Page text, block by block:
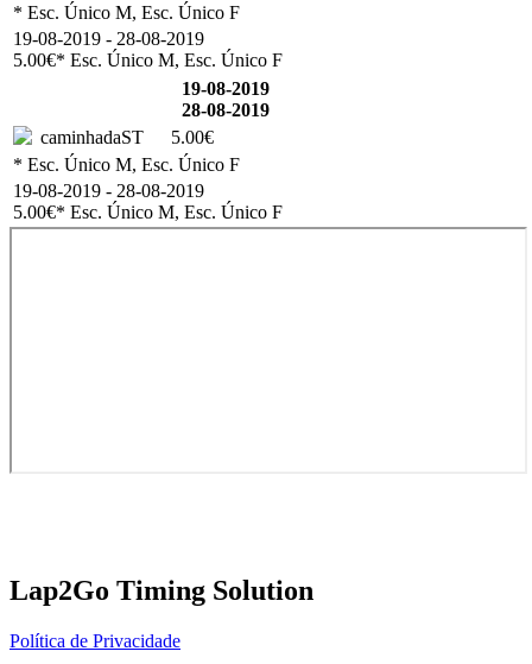
* Esc. Único M, Esc. Único F
19-08-2019 - 28-08-2019
5.00€* Esc. Único M, Esc. Único F
19-08-2019
28-08-2019
caminhadaST
5.00€
* Esc. Único M, Esc. Único F
19-08-2019 - 28-08-2019
5.00€* Esc. Único M, Esc. Único F
Lap2Go Timing Solution
Política de Privacidade